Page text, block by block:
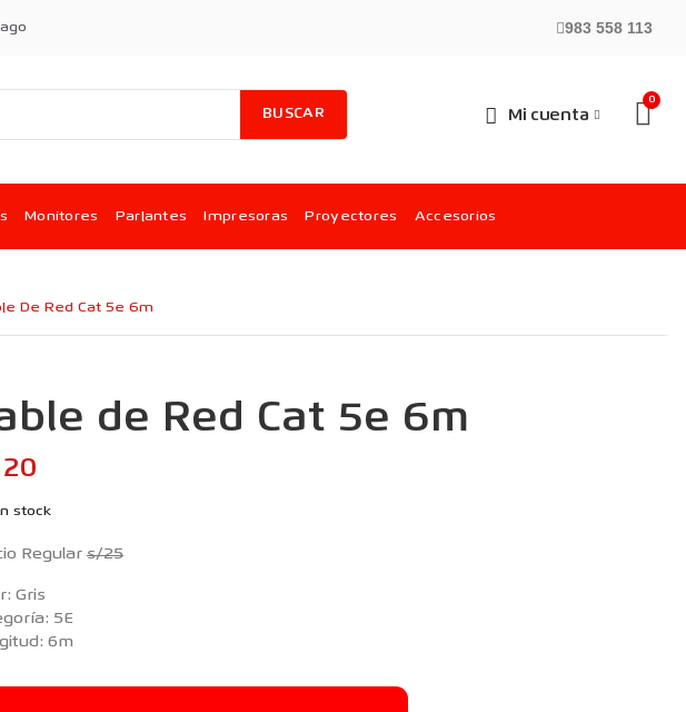
983 558 113
BUSCAR Mi cuenta
Monitores Parlantes Impresoras Proyectores Accesorios
De Red Cat 5e 6m
de Red Cat 5e 6m
stock
Regular s/25
Gris
5E
6m